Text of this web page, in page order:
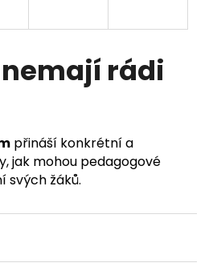
rádi
přináší konkrétní a
jak mohou pedagogové
svých žáků.